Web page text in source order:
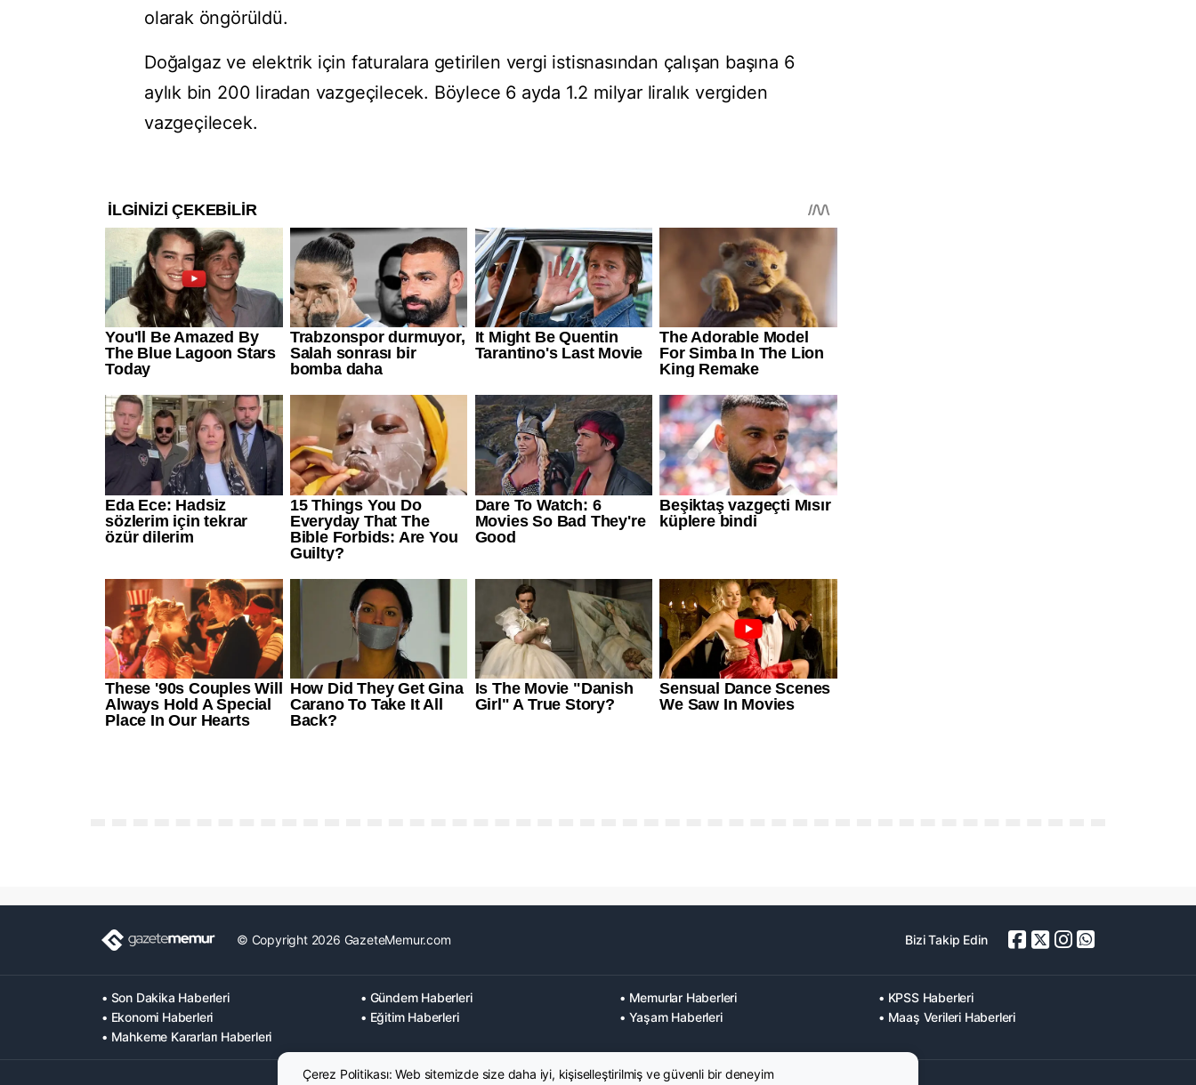
olarak öngörüldü.
Doğalgaz ve elektrik için faturalara getirilen vergi istisnasından çalışan başına 6
aylık bin 200 liradan vazgeçilecek. Böylece 6 ayda 1.2 milyar liralık vergiden
vazgeçilecek.
© Copyright 2026 GazeteMemur.com Bizi Takip Edin
• Son Dakika Haberleri • Gündem Haberleri • Memurlar Haberleri
• KPSS Haberleri
• Ekonomi Haberleri
• Eğitim Haberleri • Yaşam Haberleri
• Maaş Verileri Haberleri
• Mahkeme Kararları Haberleri
Çerez Politikası: Web sitemizde size daha iyi, kişiselleştirilmiş ve güvenli bir deneyim